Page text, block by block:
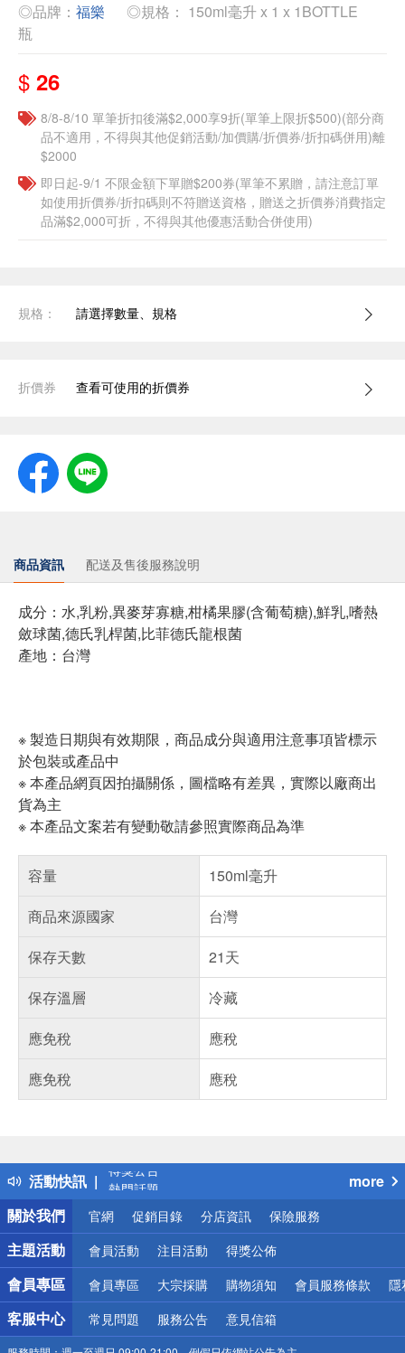
◎品牌： 福樂
◎規格： 150ml毫升 x 1 x 1BOTTLE
瓶
$ 26
8/8-8/10 單筆折扣後滿$2,000享9折(單筆上限折$500)(部分商
品不適用，不得與其他促銷活動/加價購/折價券/折扣碼併用)離
$2000
即日起-9/1 不限金額下單贈$200券(單筆不累贈，請注意訂單
如使用折價券/折扣碼則不符贈送資格，贈送之折價券消費指定
品滿$2,000可折，不得與其他優惠活動合併使用)
規格： 請選擇數量、規格
折價券 查看可使用的折價券
商品資訊 配送及售後服務說明
成分：水,乳粉,異麥芽寡糖,柑橘果膠(含葡萄糖),鮮乳,嗜熱
斂球菌,德氏乳桿菌,比菲德氏龍根菌
產地：台灣
※ 製造日期與有效期限，商品成分與適用注意事項皆標示
於包裝或產品中
※ 本產品網頁因拍攝關係，圖檔略有差異，實際以廠商出
貨為主
※ 本產品文案若有變動敬請參照實際商品為準
容量
150ml毫升
商品來源國家
台灣
保存天數
21天
保存溫層
冷藏
應免稅
應稅
應免稅
應稅
活動快訊
得獎公告
熱門話題
銀行優惠
偏遠地區配送
詐騙網頁！請小心！
more
關於我們
官網 促銷目錄 分店資訊 保險服務
主題活動 會員活動 注目活動 得獎公佈
會員專區 會員專區 大宗採購 購物須知 會員服務條款 隱
客服中心 常見問題 服務公告 意見信箱